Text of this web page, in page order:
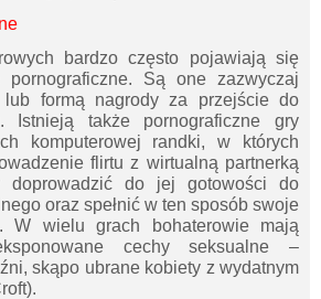
bardzo często pojawiają się
Są one zazwyczaj
formą nagrody za przejście do
Istnieją także pornograficzne gry
komputerowej randki, w których
flirtu z wirtualną partnerką
doprowadzić do jej gotowości do
oraz spełnić w ten sposób swoje
W wielu grach bohaterowie mają
cechy seksualne –
skąpo ubrane kobiety z wydatnym